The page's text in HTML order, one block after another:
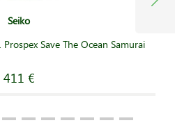
Seiko
Save The Ocean Samurai
411 €